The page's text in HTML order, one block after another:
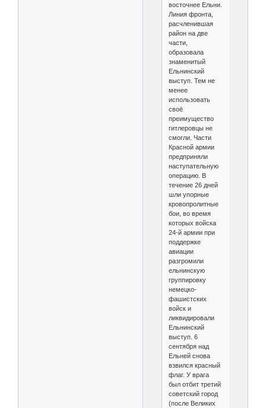
восточнее Ельни.
Линия фронта,
расчленившая
район на две
части,
образовала
знаменитый
Ельнинский
выступ. Тем не
менее
использовать
своё
преимущество
гитлеровцы не
смогли. Части
Красной армии
предприняли
наступательную
операцию. В
течение 26 дней
шли упорные
кровопролитные
бои, во время
которых войска
24-й армии при
поддержке
авиации
разгромили
ельнинскую
группировку
немецко-
фашистских
войск и
ликвидировали
Ельнинский
выступ. 6
сентября над
Ельней снова
взвился красный
флаг. У врага
был отбит третий
советский город
(после Великих